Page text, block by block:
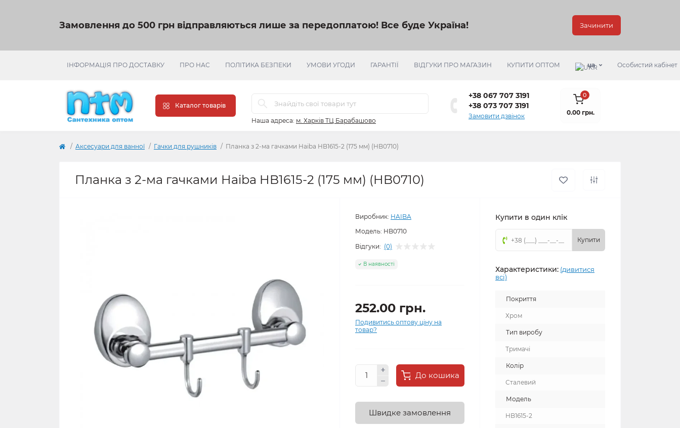
Замовлення до 500 грн відправляються лише за передоплатою! Все буде Україна! Зачинити
ІНФОРМАЦІЯ ПРО ДОСТАВКУ ПРО НАС ПОЛІТИКА БЕЗПЕКИ УМОВИ УГОДИ ГАРАНТІЇ ВІДГУКИ ПРО МАГАЗИН КУПИТИ ОПТОМ ua Особистий кабінет
Каталог товарів
Наша адреса: м. Харків ТЦ Барабашово
+38 067 707 3191
+38 073 707 3191
Замовити дзвінок
0
0.00 грн.
Аксесуари для ванної Гачки для рушників Планка з 2-ма гачками Haiba HB1615-2 (175 мм) (HB0710)
Планка з 2-ма гачками Haiba HB1615-2 (175 мм) (HB0710)
Виробник: HAIBA
Модель: HB0710
Відгуки: (0)
В наявності
252.00 грн.
Подивитись оптову ціну на
товар?
До кошика
Швидке замовлення
Купити в один клік
Купити
Характеристики: (дивитися
всі)
Покриття
Хром
Тип виробу
Тримачі
Колір
Сталевий
Модель
HB1615-2